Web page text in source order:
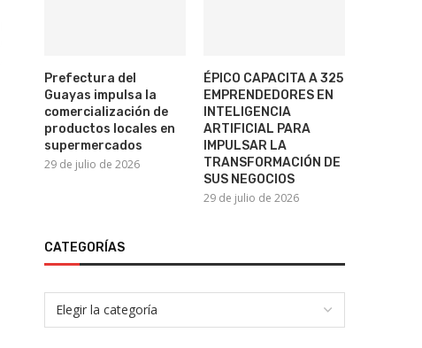
DEA anuncia ofensiva contra el
Argentina cierra el
Prefectura del
Guayas impulsa la
comercialización de
productos locales en
supermercados
29 de julio de 2026
ÉPICO CAPACITA A 325
EMPRENDEDORES EN
INTELIGENCIA
ARTIFICIAL PARA
IMPULSAR LA
TRANSFORMACIÓN DE
SUS NEGOCIOS
29 de julio de 2026
CATEGORÍAS